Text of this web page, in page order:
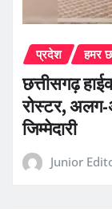
प्रदेश हमर
छत्तीसगढ़
रोस्टर, अलग-
जिम्मेदारी
Junior